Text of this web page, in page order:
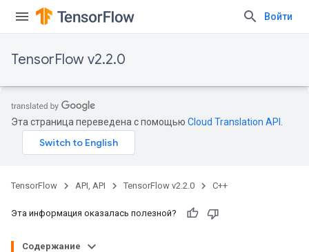
Войти
TensorFlow v2.2.0
Эта страница переведена с помощью Cloud Translation API
TensorFlow API, API TensorFlow v2.2.0 C++
Эта информация оказалась полезной?
Содержание